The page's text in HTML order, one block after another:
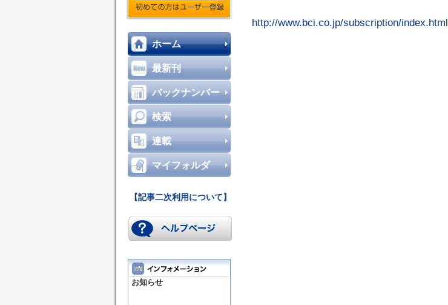
ホーム
最新刊
バックナンバー
検索
連載
マイフォルダ
【記事二次利用について】
お知らせ
http://www.bci.co.jp/subscription/index.html